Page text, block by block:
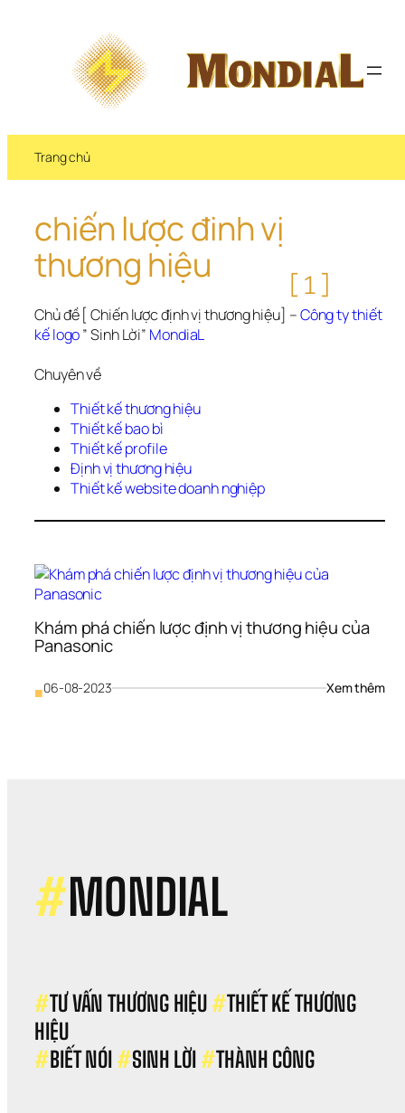
Trang chủ
chiến lược đinh vị
thương hiệu
[1]
Chủ đề [ Chiến lược định vị thương hiệu] – Công ty thiết
kế logo ” Sinh Lời” MondiaL
Chuyên về
Thiết kế thương hiệu
Thiết kế bao bì
Thiết kế profile
Định vị thương hiệu
Thiết kế website doanh nghiệp
Khám phá chiến lược định vị thương hiệu của
Panasonic
■06-08-2023 Xem thêm:
#MONDIAL
#TƯ VẤN THƯƠNG HIỆU #THIẾT KẾ THƯƠNG
HIỆU
#BIẾT NÓI #SINH LỜI #THÀNH CÔNG